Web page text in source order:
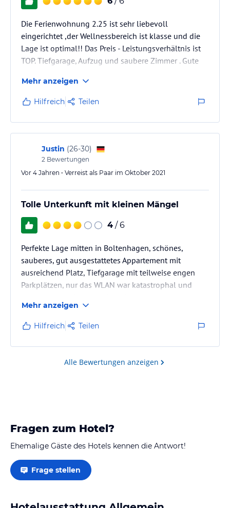
Die Ferienwohnung 2.25 ist sehr liebevoll
eingerichtet ,der Wellnessbereich ist klasse und die
Lage ist optimal!! Das Preis - Leistungsverhältnis ist
TOP. Tiefgarage, Aufzug und saubere Zimmer . Gute
Mehr anzeigen
Hilfreich Teilen
Justin (26-30)
2 Bewertungen
Vor 4 Jahren • Verreist als Paar im Oktober 2021
Tolle Unterkunft mit kleinen Mängel
4 / 6
Perfekte Lage mitten in Boltenhagen, schönes,
sauberes, gut ausgestattetes Appartement mit
ausreichend Platz, Tiefgarage mit teilweise engen
Parkplätzen, nur das WLAN war katastrophal und
Mehr anzeigen
Hilfreich Teilen
Alle Bewertungen anzeigen
Fragen zum Hotel?
Ehemalige Gäste des Hotels kennen die Antwort!
Frage stellen